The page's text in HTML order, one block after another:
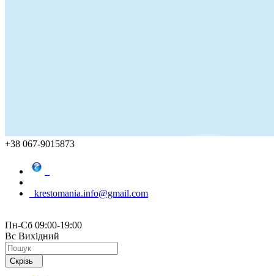
+38 067-9015873
krestomania.info@gmail.com
Пн-Сб 09:00-19:00
Вс Вихідний
Скрізь